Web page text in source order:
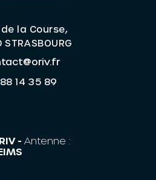
de la Course,
14 35 89
- Antenne :